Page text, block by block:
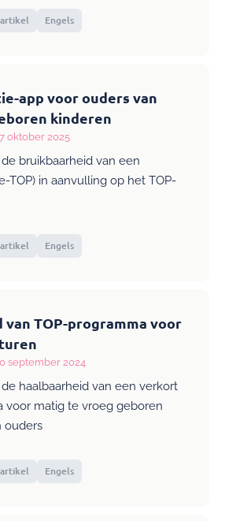
Engels
app voor ouders van
kinderen
oktober 2025
bruikbaarheid van een
TOP) in aanvulling op het TOP-
Engels
van TOP-programma voor
september 2024
haalbaarheid van een verkort
voor matig te vroeg geboren
ouders
Engels